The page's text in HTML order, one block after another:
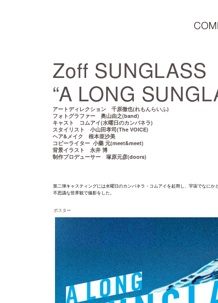
Zoff SUNGLASS
“A LONG
アートディレクション 千原徹也(れもんらいふ)
フォトグラファー 奥山由之(band)
キャスト コムアイ(水曜日のカンパネラ)
スタイリスト 小山田孝司(The VOICE)
ヘア&メイク 根本亜沙美
コピーライター 小藥 元(meet&meet)
背景イラスト 永井 博
制作プロデューサー 塚原元彦(doors)
第二弾キャスティングには水曜日のカンパネラ・コムアイを起用し、宇宙でなにか
不思議な世界観で撮影をした。
ポスター